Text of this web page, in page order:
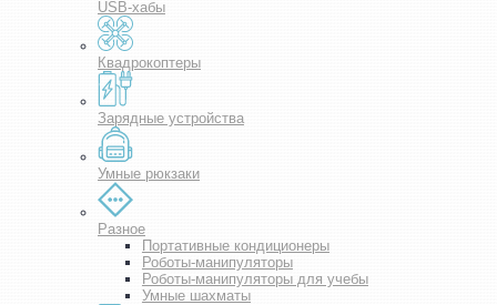
USB-хабы
Квадрокоптеры
Зарядные устройства
Умные рюкзаки
Разное
Портативные кондиционеры
Роботы-манипуляторы
Роботы-манипуляторы для учебы
Умные шахматы